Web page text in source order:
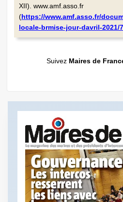
XII). www.amf.asso.fr
(https://www.amf.asso.fr/
locale-brmise-jour-davril-2021/
Suivez Maires de